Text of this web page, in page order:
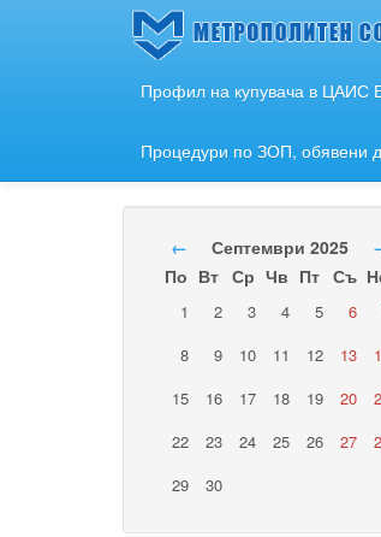
Профил на купувача в ЦАИС
Процедури по ЗОП, обявени
← Септември 2025
По Вт Ср Чв Пт Съ
1 2 3 4 5 6
8
9 10 11 12 13
15
16 17 18 19 20
22
23 24 25 26 27
29
30